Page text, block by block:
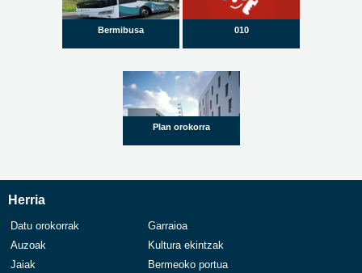
Bermibusa 010
Plan orokorra
Herria
Datu orokorrak
Garraioa
Auzoak
Kultura ekintzak
Jaiak
Bermeoko portua